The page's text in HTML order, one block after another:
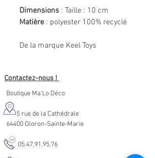
Dimensions : Taille : 10 cm
Matière : polyester 100% recyclé
De la marque Keel Toys
Contactez-nous !
Boutique Ma'Lo Déco
5 rue de la Cathédrale
64400 Oloron-Sainte-Marie
05.47.91.95.76